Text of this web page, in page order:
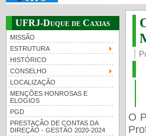
UFRJ-Duque de Caxias
MISSÃO
ESTRUTURA
HISTÓRICO
CONSELHO
LOCALIZAÇÃO
MENÇÕES HONROSAS E
ELOGIOS
PGD
PRESTAÇÃO DE CONTAS DA
DIREÇÃO - GESTÃO 2020-2024
O